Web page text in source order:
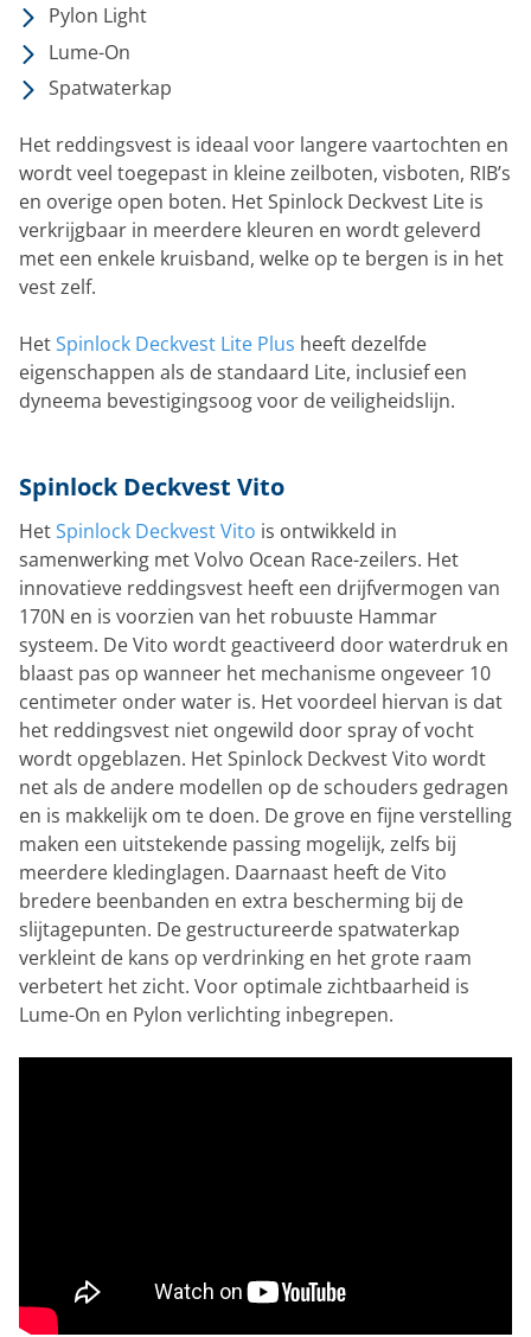
Pylon Light
Lume-On
Spatwaterkap
Het reddingsvest is ideaal voor langere vaartochten en
wordt veel toegepast in kleine zeilboten, visboten, RIB’s
en overige open boten. Het Spinlock Deckvest Lite is
verkrijgbaar in meerdere kleuren en wordt geleverd
met een enkele kruisband, welke op te bergen is in het
vest zelf.
HetSpinlock Deckvest Lite Plus heeft dezelfde
eigenschappen als de standaard Lite, inclusief een
dyneema bevestigingsoog voor de veiligheidslijn.
Spinlock Deckvest Vito
HetSpinlock Deckvest Vito is ontwikkeld in
samenwerking met Volvo Ocean Race-zeilers. Het
innovatieve reddingsvest heeft een drijfvermogen van
170N en is voorzien van het robuuste Hammar
systeem. De Vito wordt geactiveerd door waterdruk en
blaast pas op wanneer het mechanisme ongeveer 10
centimeter onder water is. Het voordeel hiervan is dat
het reddingsvest niet ongewild door spray of vocht
wordt opgeblazen. Het Spinlock Deckvest Vito wordt
net als de andere modellen op de schouders gedragen
en is makkelijk om te doen. De grove en fijne verstelling
maken een uitstekende passing mogelijk, zelfs bij
meerdere kledinglagen. Daarnaast heeft de Vito
bredere beenbanden en extra bescherming bij de
slijtagepunten. De gestructureerde spatwaterkap
verkleint de kans op verdrinking en het grote raam
verbetert het zicht. Voor optimale zichtbaarheid is
Lume-On en Pylon verlichting inbegrepen.